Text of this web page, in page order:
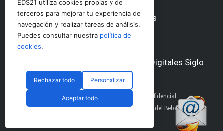
Nuestras redes sociales
Otros medios del Grupo Ediciones Digitales Siglo
21
AltoDirectivo
RRHHDigital
GolfConfidencial
El Diario del Bebé
EDS21 utiliza cookies propias y de
terceros para mejorar tu experiencia de
navegación y realizar tareas de análisis.
Puedes consultar nuestra política de
cookies.
Rechazar todo Personalizar
Aceptar todo